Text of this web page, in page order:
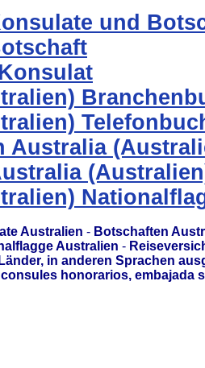
und
Australia
Australien - Botschaften
Australien -
in anderen Sprachen
honorarios, embajada